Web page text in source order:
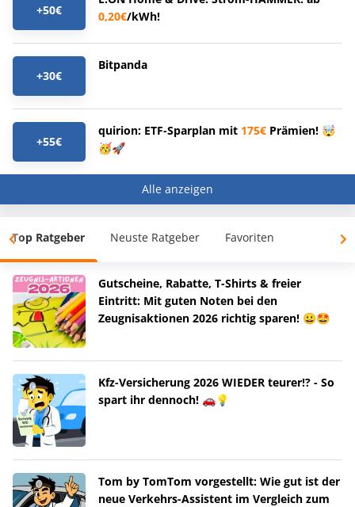
+50€
0,20€/kWh!
+30€
Bitpanda
+55€
quirion: ETF-Sparplan mit 175€ Prämien! 🤯
🥳🚀
Alle anzeigen
Top Ratgeber Neuste Ratgeber Favoriten
Gutscheine, Rabatte, T-Shirts & freier
Eintritt: Mit guten Noten bei den
Zeugnisaktionen 2026 richtig sparen! 😀🤩
Kfz-Versicherung 2026 WIEDER teurer!? - So
spart ihr dennoch! 🚗💡
Tom by TomTom vorgestellt: Wie gut ist der
neue Verkehrs-Assistent im Vergleich zum